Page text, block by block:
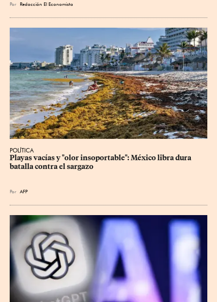
Por Redacción El Economista
POLÍTICA
Playas vacías y "olor insoportable": México libra dura
batalla contra el sargazo
Por AFP